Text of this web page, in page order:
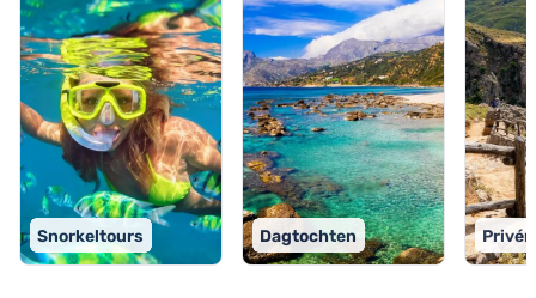
Snorkeltours Dagtochten